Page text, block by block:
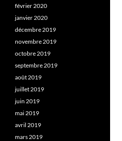
février 2020
janvier 2020
décembre 2019
novembre 2019
octobre 2019
septembre 2019
août 2019
juillet 2019
juin 2019
mai 2019
avril 2019
mars 2019